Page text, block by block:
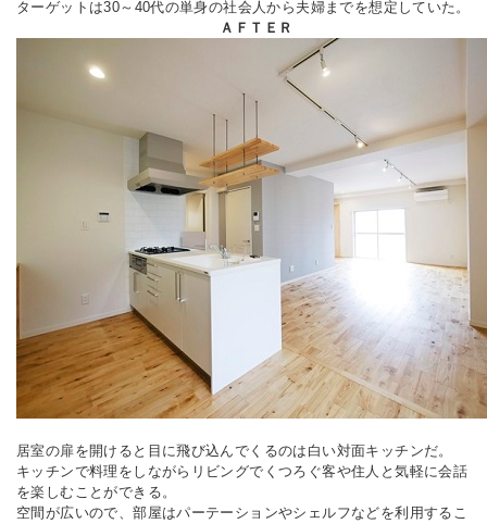
ターゲットは30～40代の単身の社会人から夫婦までを想定していた。
ＡＦＴＥＲ
居室の扉を開けると目に飛び込んでくるのは白い対面キッチンだ。
キッチンで料理をしながらリビングでくつろぐ客や住人と気軽に会話
を楽しむことができる。
空間が広いので、部屋はパーテーションやシェルフなどを利用するこ